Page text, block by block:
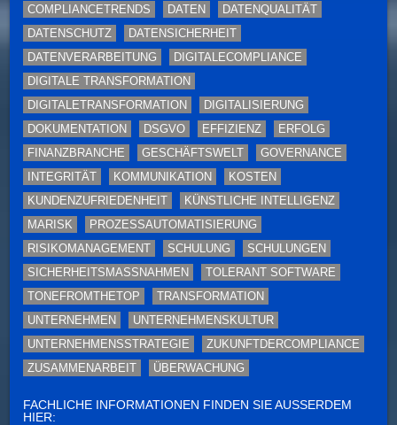
COMPLIANCETRENDS
DATEN
DATENQUALITÄT
DATENSCHUTZ
DATENSICHERHEIT
DATENVERARBEITUNG
DIGITALECOMPLIANCE
DIGITALE TRANSFORMATION
DIGITALETRANSFORMATION
DIGITALISIERUNG
DOKUMENTATION
DSGVO EFFIZIENZ
ERFOLG
FINANZBRANCHE
GESCHÄFTSWELT
GOVERNANCE
INTEGRITÄT
KOMMUNIKATION
KOSTEN
KUNDENZUFRIEDENHEIT
KÜNSTLICHE INTELLIGENZ
MARISK
PROZESSAUTOMATISIERUNG
RISIKOMANAGEMENT
SCHULUNG
SCHULUNGEN
SICHERHEITSMASSNAHMEN
TOLERANT SOFTWARE
TONEFROMTHETOP
TRANSFORMATION
UNTERNEHMEN
UNTERNEHMENSKULTUR
UNTERNEHMENSSTRATEGIE
ZUKUNFTDERCOMPLIANCE
ZUSAMMENARBEIT
ÜBERWACHUNG
FACHLICHE INFORMATIONEN FINDEN SIE AUSSERDEM H
IER: